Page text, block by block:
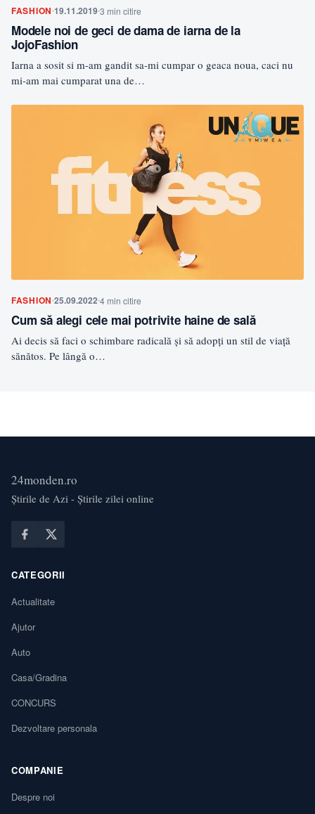
FASHION19.11.20193 min citire
Modele noi de geci de dama de iarna de la
JojoFashion
Iarna a sosit si m-am gandit sa-mi cumpar o geaca noua, caci nu
mi-am mai cumparat una de…
FASHION25.09.20224 min citire
Cum să alegi cele mai potrivite haine de sală
Ai decis să faci o schimbare radicală și să adopți un stil de viață
sănătos. Pe lângă o…
24monden.ro
Știrile de Azi - Știrile zilei online
CATEGORII
Actualitate
Ajutor
Auto
Casa/Gradina
CONCURS
Dezvoltare personala
COMPANIE
Despre noi